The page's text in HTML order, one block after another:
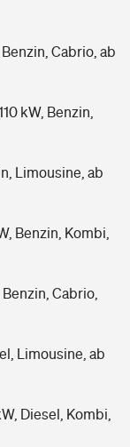
Cabrio, ab
kW, Benzin,
Limousine, ab
Benzin, Kombi,
Cabrio,
Limousine, ab
Diesel, Kombi,